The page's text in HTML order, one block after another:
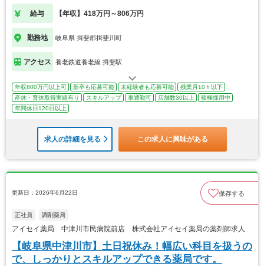
給与 【年収】418万円～806万円
勤務地 岐阜県 揖斐郡揖斐川町
アクセス 養老鉄道養老線 揖斐駅
年収800万円以上可 新卒も応募可能 未経験者も応募可能
残業月10ｈ以下
産休・育休取得実績有り
スキルアップ 車通勤可 店舗数30以上
積極採用中
年間休日120日以上
求人の詳細を見る この求人に興味がある
更新日：2026年6月22日 保存する
正社員 調剤薬局
アイセイ薬局 中津川市民病院前店 株式会社アイセイ薬局の薬剤師求人
【岐阜県中津川市】土日祝休み！幅広い科目を扱うの
で、しっかりとスキルアップできる薬局です。